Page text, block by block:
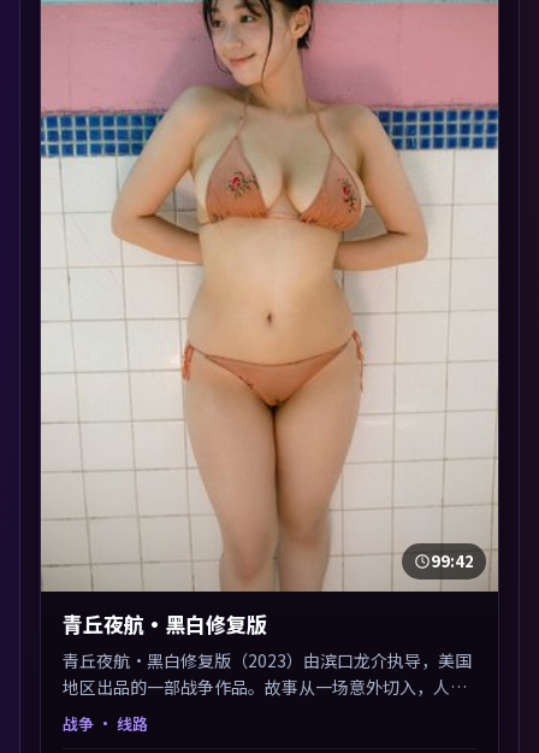
99:42
青丘夜航·黑白修复版
青丘夜航·黑白修复版（2023）由滨口龙介执导，美国
地区出品的一部战争作品。故事从一场意外切入，人物
在道德与生存之间反复摇摆，叙事层层推进，情绪克制
战争 · 线路